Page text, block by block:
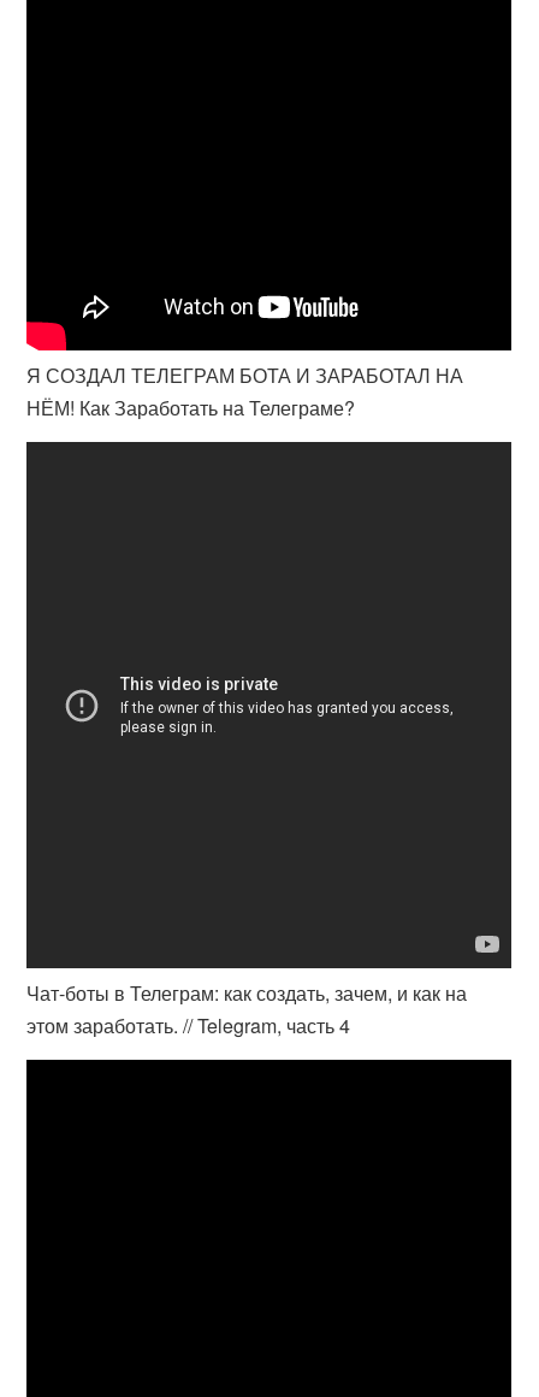
Я СОЗДАЛ ТЕЛЕГРАМ БОТА И ЗАРАБОТАЛ НА
НЁМ! Как Заработать на Телеграме?
Чат-боты в Телеграм: как создать, зачем, и как на
этом заработать. // Telegram, часть 4